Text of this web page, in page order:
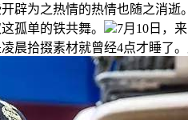
辟为之热情的热情也随之消
孤单的铁共舞。
7月10日，
晨拾掇素材就曾经4点才睡了